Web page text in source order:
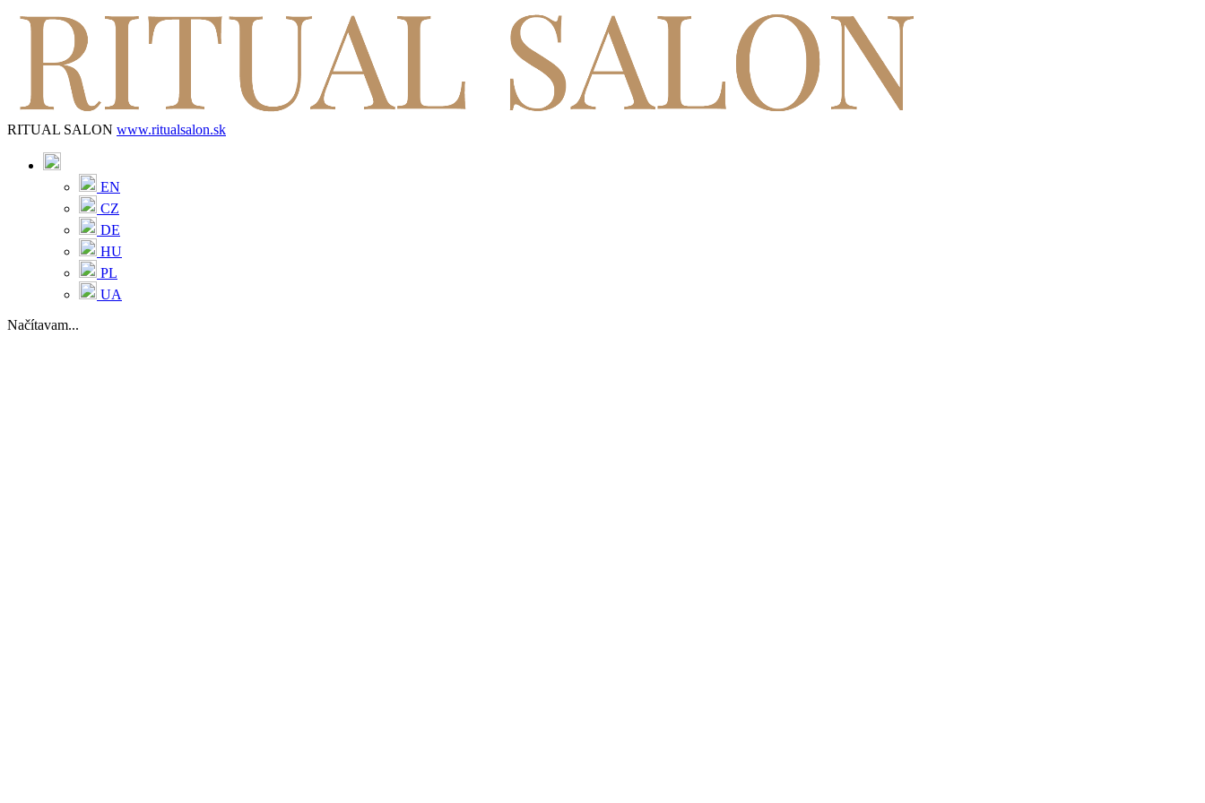
RITUAL SALON www.ritualsalon.sk
EN
CZ
DE
HU
PL
UA
Načítavam...